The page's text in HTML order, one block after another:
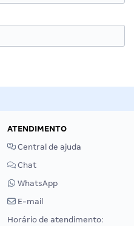
ATENDIMENTO
Central de ajuda
Chat
WhatsApp
E-mail
Horário de atendimento: